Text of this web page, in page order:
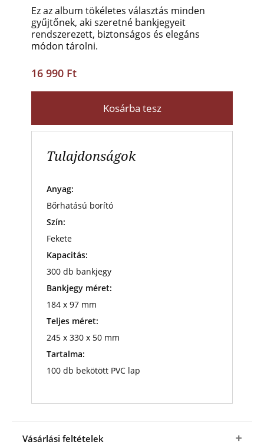
Ez az album tökéletes választás minden
gyűjtőnek, aki szeretné bankjegyeit
rendszerezett, biztonságos és elegáns
módon tárolni.
16 990 Ft
Kosárba tesz
Tulajdonságok
Anyag:
Bőrhatású borító
Szín:
Fekete
Kapacitás:
300 db bankjegy
Bankjegy méret:
184 x 97 mm
Teljes méret:
245 x 330 x 50 mm
Tartalma:
100 db bekötött PVC lap
Vásárlási feltételek